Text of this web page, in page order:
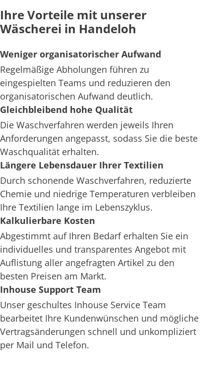
Ihre Vorteile mit unserer
Wäscherei in Handeloh
Weniger organisatorischer Aufwand
Regelmäßige Abholungen führen zu
eingespielten Teams und reduzieren den
organisatorischen Aufwand deutlich.
Gleichbleibend hohe Qualität
Die Waschverfahren werden jeweils Ihren
Anforderungen angepasst, sodass Sie die beste
Waschqualität erhalten.
Längere Lebensdauer Ihrer Textilien
Durch schonende Waschverfahren, reduzierte
Chemie und niedrige Temperaturen verbleiben
Ihre Textilien lange im Lebenszyklus.
Kalkulierbare Kosten
Abgestimmt auf Ihren Bedarf erhalten Sie ein
individuelles und transparentes Angebot mit
Auflistung aller angefragten Artikel zu den
besten Preisen am Markt.
Inhouse Support Team
Unser geschultes Inhouse Service Team
bearbeitet Ihre Kundenwünschen und mögliche
Vertragsänderungen schnell und unkompliziert
per Mail und Telefon.